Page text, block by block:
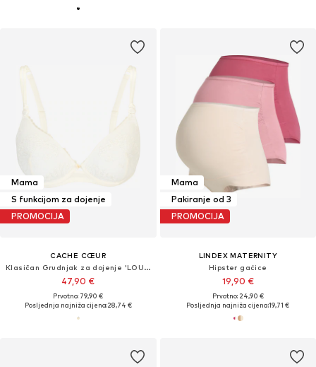
Mama
S funkcijom za dojenje
PROMOCIJA
CACHE CŒUR
Klasičan Grudnjak za dojenje 'LOUISE'
47,90 €
Prvotno: 79,90 €
Posljednja najniža cijena:28,74 €
Mama
Pakiranje od 3
PROMOCIJA
LINDEX MATERNITY
Hipster gaćice
19,90 €
Prvotno: 24,90 €
Posljednja najniža cijena:19,71 €